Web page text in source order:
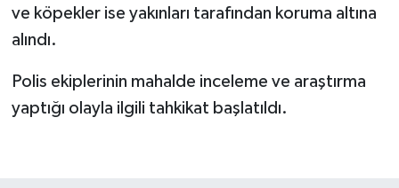
ve köpekler ise yakınları tarafından koruma altına
alındı.
Polis ekiplerinin mahalde inceleme ve araştırma
yaptığı olayla ilgili tahkikat başlatıldı.